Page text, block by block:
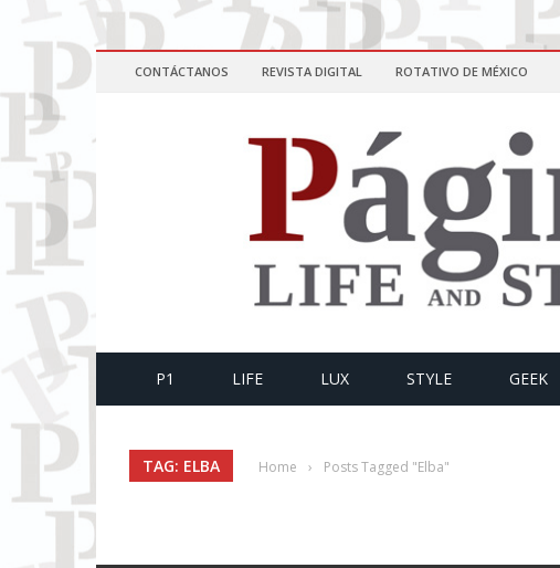
CONTÁCTANOS REVISTA DIGITAL ROTATIVO DE MÉXICO
P1 LIFE LUX STYLE GEEK
TAG: ELBA Home › Posts Tagged "Elba"